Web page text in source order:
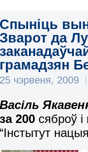
Спыніць
Зварот да
грамадзян
25 чэрвеня, 2009
Васіль
за 200 сяброў
“Інстытут